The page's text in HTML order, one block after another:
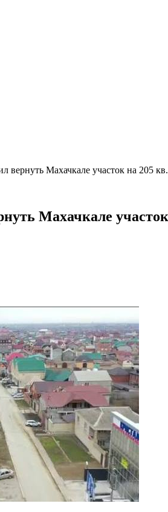
вернуть Махачкале участок на 205
Махачкале